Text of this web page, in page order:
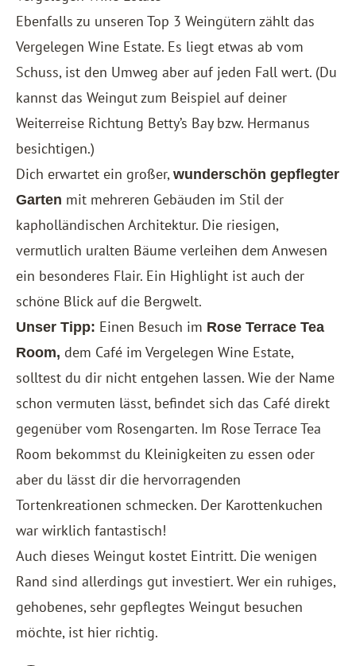
Ebenfalls zu unseren Top 3 Weingütern zählt das
Vergelegen Wine Estate. Es liegt etwas ab vom
Schuss, ist den Umweg aber auf jeden Fall wert. (Du
kannst das Weingut zum Beispiel auf deiner
Weiterreise Richtung Betty’s Bay bzw. Hermanus
besichtigen.)
Dich erwartet ein großer, wunderschön gepflegter
Garten mit mehreren Gebäuden im Stil der
kapholländischen Architektur. Die riesigen,
vermutlich uralten Bäume verleihen dem Anwesen
ein besonderes Flair. Ein Highlight ist auch der
schöne Blick auf die Bergwelt.
Unser Tipp: Einen Besuch im Rose Terrace Tea
Room, dem Café im Vergelegen Wine Estate,
solltest du dir nicht entgehen lassen. Wie der Name
schon vermuten lässt, befindet sich das Café direkt
gegenüber vom Rosengarten. Im Rose Terrace Tea
Room bekommst du Kleinigkeiten zu essen oder
aber du lässt dir die hervorragenden
Tortenkreationen schmecken. Der Karottenkuchen
war wirklich fantastisch!
Auch dieses Weingut kostet Eintritt. Die wenigen
Rand sind allerdings gut investiert. Wer ein ruhiges,
gehobenes, sehr gepflegtes Weingut besuchen
möchte, ist hier richtig.